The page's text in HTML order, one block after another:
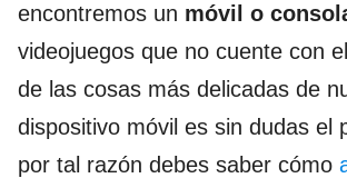
encontremos un móvil o
videojuegos que no cuente con
de las cosas más delicadas de
dispositivo móvil es sin dudas el
por tal razón debes saber cómo